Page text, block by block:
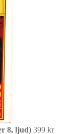
8, ljud) 399 kr